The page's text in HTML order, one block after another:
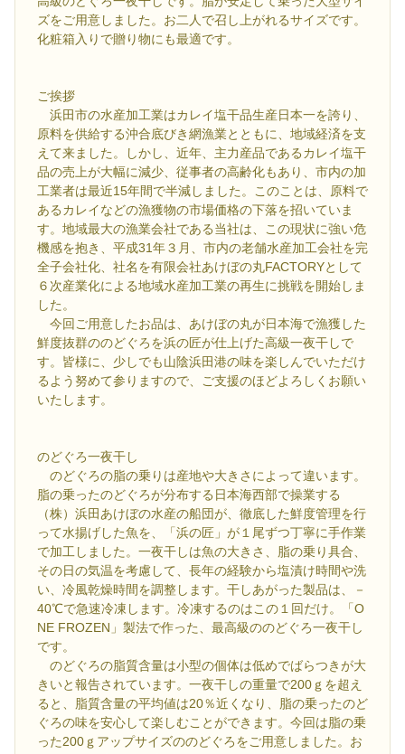
ズをご用意しました。お二人で召し上がれるサイズです。
化粧箱入りで贈り物にも最適です。
ご挨拶
浜田市の水産加工業はカレイ塩干品生産日本一を誇り、
原料を供給する沖合底びき網漁業とともに、地域経済を支
えて来ました。しかし、近年、主力産品であるカレイ塩干
品の売上が大幅に減少、従事者の高齢化もあり、市内の加
工業者は最近15年間で半減しました。このことは、原料で
あるカレイなどの漁獲物の市場価格の下落を招いていま
す。地域最大の漁業会社である当社は、この現状に強い危
機感を抱き、平成31年３月、市内の老舗水産加工会社を完
全子会社化、社名を有限会社あけぼの丸FACTORYとして
６次産業化による地域水産加工業の再生に挑戦を開始しま
した。
今回ご用意したお品は、あけぼの丸が日本海で漁獲した
鮮度抜群ののどぐろを浜の匠が仕上げた高級一夜干しで
す。皆様に、少しでも山陰浜田港の味を楽しんでいただけ
るよう努めて参りますので、ご支援のほどよろしくお願い
いたします。
のどぐろ一夜干し
のどぐろの脂の乗りは産地や大きさによって違います。
脂の乗ったのどぐろが分布する日本海西部で操業する
（株）浜田あけぼの水産の船団が、徹底した鮮度管理を行
って水揚げした魚を、「浜の匠」が１尾ずつ丁寧に手作業
で加工しました。一夜干しは魚の大きさ、脂の乗り具合、
その日の気温を考慮して、長年の経験から塩漬け時間や洗
い、冷風乾燥時間を調整します。干しあがった製品は、－
40℃で急速冷凍します。冷凍するのはこの１回だけ。「O
NE FROZEN」製法で作った、最高級ののどぐろ一夜干し
です。
のどぐろの脂質含量は小型の個体は低めでばらつきが大
きいと報告されています。一夜干しの重量で200ｇを超え
ると、脂質含量の平均値は20％近くなり、脂の乗ったのど
ぐろの味を安心して楽しむことができます。今回は脂の乗
った200ｇアップサイズののどぐろをご用意しました。お